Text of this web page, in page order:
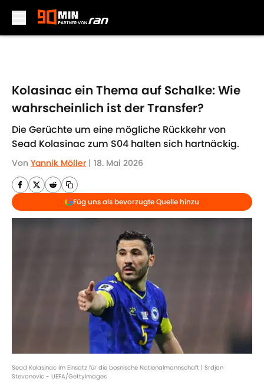
Kolasinac ein Thema auf Schalke: Wie
wahrscheinlich ist der Transfer?
Die Gerüchte um eine mögliche Rückkehr von
Sead Kolasinac zum S04 halten sich hartnäckig.
Von Yannik Möller | 18. Mai 2026
Füg uns als bevorzugte Quelle hinzu
Sead Kolasinac im Einsatz für die bosnische Nationalmannschaft | Srdjan
Stevanovic - UEFA/GettyImages